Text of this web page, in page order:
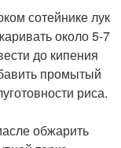
сотейнике лук
около 5-7
до кипения
промытый
риса.
обжарить